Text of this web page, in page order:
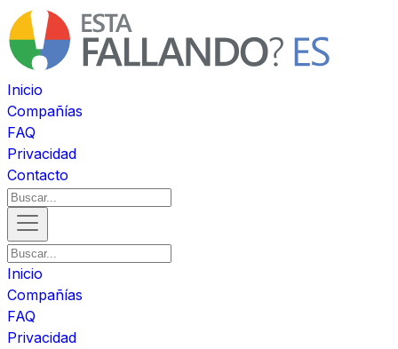
Inicio
Compañías
FAQ
Privacidad
Contacto
Inicio
Compañías
FAQ
Privacidad